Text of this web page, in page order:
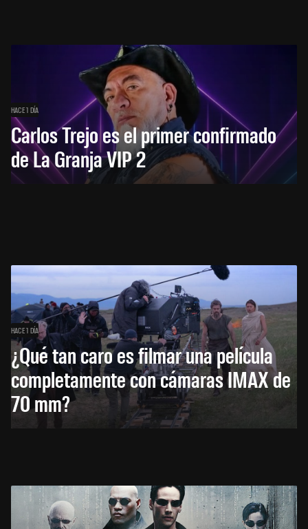
HACE 1 DÍA
Carlos Trejo es el primer confirmado
de La Granja VIP 2
HACE 1 DÍA
¿Qué tan caro es filmar una película
completamente con cámaras IMAX de
70 mm?